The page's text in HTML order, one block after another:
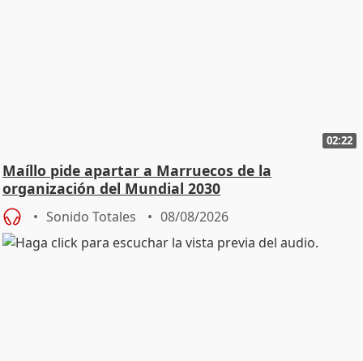
02:22
Maíllo pide apartar a Marruecos de la
organización del Mundial 2030
Sonido Totales 08/08/2026